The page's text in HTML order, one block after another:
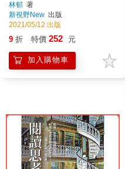
林郁 著
新視野New 出版
2021/05/12 出版
9 折 特價 252 元
加入購物車